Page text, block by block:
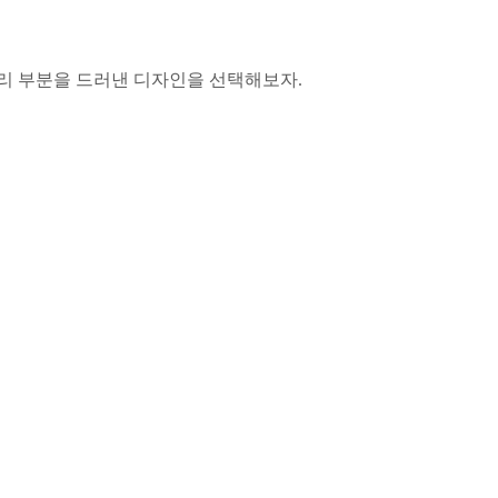
부분을 드러낸 디자인을 선택해보자.